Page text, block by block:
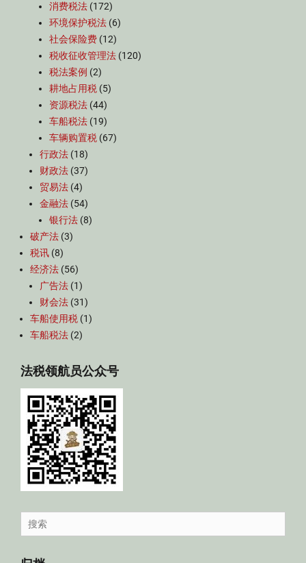
消费税法 (172)
环境保护税法 (6)
社会保险费 (12)
税收征收管理法 (120)
税法案例 (2)
耕地占用税 (5)
资源税法 (44)
车船税法 (19)
车辆购置税 (67)
行政法 (18)
财政法 (37)
贸易法 (4)
金融法 (54)
银行法 (8)
破产法 (3)
税讯 (8)
经济法 (56)
广告法 (1)
财会法 (31)
车船使用税 (1)
车船税法 (2)
法税领航员公众号
Search
for: